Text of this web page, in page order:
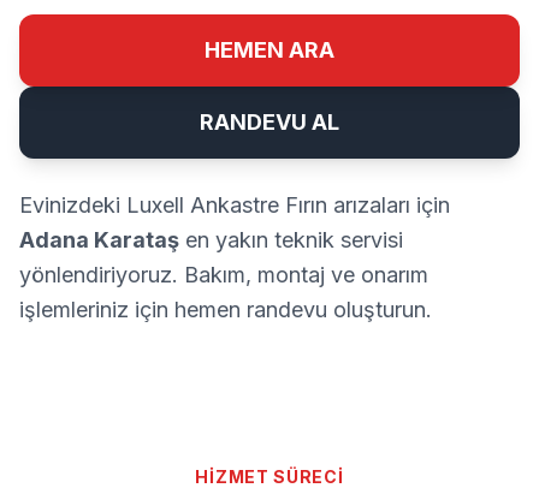
HEMEN ARA
RANDEVU AL
Evinizdeki Luxell Ankastre Fırın arızaları için
Adana Karataş en yakın teknik servisi
yönlendiriyoruz. Bakım, montaj ve onarım
işlemleriniz için hemen randevu oluşturun.
HİZMET SÜRECİ